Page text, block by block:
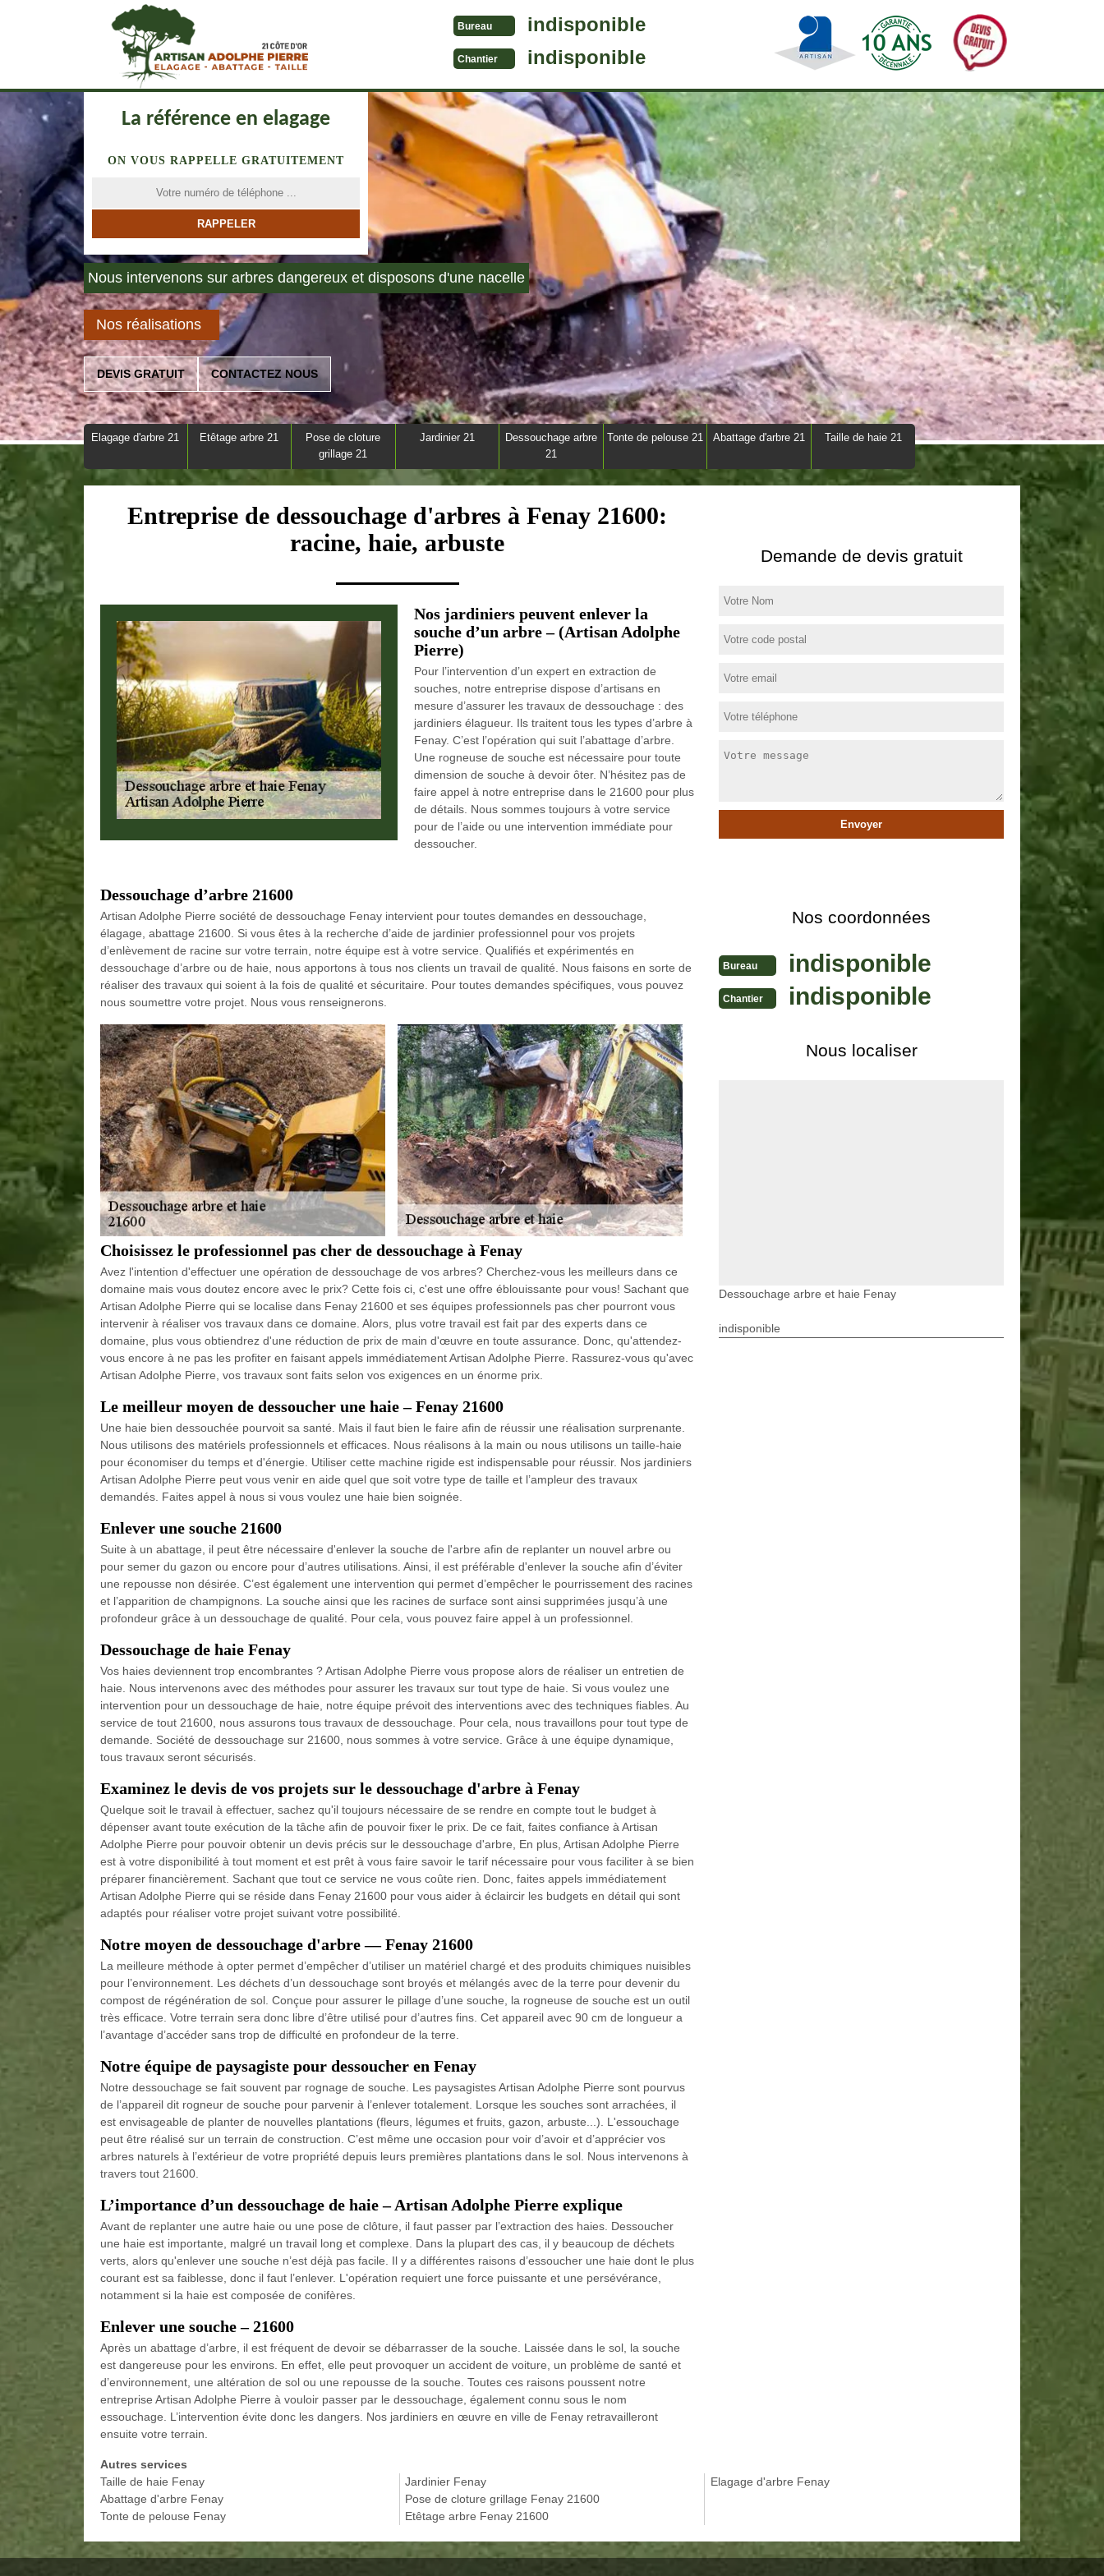
Bureau indisponible
Chantier indisponible
La référence en elagage
ON VOUS RAPPELLE GRATUITEMENT
Nous intervenons sur arbres dangereux et disposons d'une nacelle
Nos réalisations
DEVIS GRATUIT CONTACTEZ NOUS
Elagage d'arbre 21 Etêtage arbre 21
Pose de cloture
grillage 21
Jardinier 21
Dessouchage arbre
21
Tonte de pelouse 21 Abattage d'arbre 21 Taille de haie 21
Entreprise de dessouchage d'arbres à Fenay 21600:
racine, haie, arbuste
Nos jardiniers peuvent enlever la
souche d’un arbre – (Artisan Adolphe
Pierre)
Pour l’intervention d’un expert en extraction de
souches, notre entreprise dispose d’artisans en
mesure d’assurer les travaux de dessouchage : des
jardiniers élagueur. Ils traitent tous les types d’arbre à
Fenay. C’est l’opération qui suit l’abattage d’arbre.
Une rogneuse de souche est nécessaire pour toute
dimension de souche à devoir ôter. N’hésitez pas de
faire appel à notre entreprise dans le 21600 pour plus
de détails. Nous sommes toujours à votre service
pour de l’aide ou une intervention immédiate pour
dessoucher.
Dessouchage d’arbre 21600
Artisan Adolphe Pierre société de dessouchage Fenay intervient pour toutes demandes en dessouchage,
élagage, abattage 21600. Si vous êtes à la recherche d’aide de jardinier professionnel pour vos projets
d’enlèvement de racine sur votre terrain, notre équipe est à votre service. Qualifiés et expérimentés en
dessouchage d’arbre ou de haie, nous apportons à tous nos clients un travail de qualité. Nous faisons en sorte de
réaliser des travaux qui soient à la fois de qualité et sécuritaire. Pour toutes demandes spécifiques, vous pouvez
nous soumettre votre projet. Nous vous renseignerons.
Choisissez le professionnel pas cher de dessouchage à Fenay
Avez l'intention d'effectuer une opération de dessouchage de vos arbres? Cherchez-vous les meilleurs dans ce
domaine mais vous doutez encore avec le prix? Cette fois ci, c'est une offre éblouissante pour vous! Sachant que
Artisan Adolphe Pierre qui se localise dans Fenay 21600 et ses équipes professionnels pas cher pourront vous
intervenir à réaliser vos travaux dans ce domaine. Alors, plus votre travail est fait par des experts dans ce
domaine, plus vous obtiendrez d'une réduction de prix de main d'œuvre en toute assurance. Donc, qu'attendez-
vous encore à ne pas les profiter en faisant appels immédiatement Artisan Adolphe Pierre. Rassurez-vous qu'avec
Artisan Adolphe Pierre, vos travaux sont faits selon vos exigences en un énorme prix.
Le meilleur moyen de dessoucher une haie – Fenay 21600
Une haie bien dessouchée pourvoit sa santé. Mais il faut bien le faire afin de réussir une réalisation surprenante.
Nous utilisons des matériels professionnels et efficaces. Nous réalisons à la main ou nous utilisons un taille-haie
pour économiser du temps et d'énergie. Utiliser cette machine rigide est indispensable pour réussir. Nos jardiniers
Artisan Adolphe Pierre peut vous venir en aide quel que soit votre type de taille et l’ampleur des travaux
demandés. Faites appel à nous si vous voulez une haie bien soignée.
Enlever une souche 21600
Suite à un abattage, il peut être nécessaire d'enlever la souche de l'arbre afin de replanter un nouvel arbre ou
pour semer du gazon ou encore pour d’autres utilisations. Ainsi, il est préférable d'enlever la souche afin d’éviter
une repousse non désirée. C’est également une intervention qui permet d’empêcher le pourrissement des racines
et l’apparition de champignons. La souche ainsi que les racines de surface sont ainsi supprimées jusqu’à une
profondeur grâce à un dessouchage de qualité. Pour cela, vous pouvez faire appel à un professionnel.
Dessouchage de haie Fenay
Vos haies deviennent trop encombrantes ? Artisan Adolphe Pierre vous propose alors de réaliser un entretien de
haie. Nous intervenons avec des méthodes pour assurer les travaux sur tout type de haie. Si vous voulez une
intervention pour un dessouchage de haie, notre équipe prévoit des interventions avec des techniques fiables. Au
service de tout 21600, nous assurons tous travaux de dessouchage. Pour cela, nous travaillons pour tout type de
demande. Société de dessouchage sur 21600, nous sommes à votre service. Grâce à une équipe dynamique,
tous travaux seront sécurisés.
Examinez le devis de vos projets sur le dessouchage d'arbre à Fenay
Quelque soit le travail à effectuer, sachez qu'il toujours nécessaire de se rendre en compte tout le budget à
dépenser avant toute exécution de la tâche afin de pouvoir fixer le prix. De ce fait, faites confiance à Artisan
Adolphe Pierre pour pouvoir obtenir un devis précis sur le dessouchage d'arbre, En plus, Artisan Adolphe Pierre
est à votre disponibilité à tout moment et est prêt à vous faire savoir le tarif nécessaire pour vous faciliter à se bien
préparer financièrement. Sachant que tout ce service ne vous coûte rien. Donc, faites appels immédiatement
Artisan Adolphe Pierre qui se réside dans Fenay 21600 pour vous aider à éclaircir les budgets en détail qui sont
adaptés pour réaliser votre projet suivant votre possibilité.
Notre moyen de dessouchage d'arbre — Fenay 21600
La meilleure méthode à opter permet d’empêcher d’utiliser un matériel chargé et des produits chimiques nuisibles
pour l’environnement. Les déchets d’un dessouchage sont broyés et mélangés avec de la terre pour devenir du
compost de régénération de sol. Conçue pour assurer le pillage d’une souche, la rogneuse de souche est un outil
très efficace. Votre terrain sera donc libre d’être utilisé pour d’autres fins. Cet appareil avec 90 cm de longueur a
l’avantage d’accéder sans trop de difficulté en profondeur de la terre.
Notre équipe de paysagiste pour dessoucher en Fenay
Notre dessouchage se fait souvent par rognage de souche. Les paysagistes Artisan Adolphe Pierre sont pourvus
de l’appareil dit rogneur de souche pour parvenir à l’enlever totalement. Lorsque les souches sont arrachées, il
est envisageable de planter de nouvelles plantations (fleurs, légumes et fruits, gazon, arbuste...). L'essouchage
peut être réalisé sur un terrain de construction. C’est même une occasion pour voir d’avoir et d’apprécier vos
arbres naturels à l’extérieur de votre propriété depuis leurs premières plantations dans le sol. Nous intervenons à
travers tout 21600.
L’importance d’un dessouchage de haie – Artisan Adolphe Pierre explique
Avant de replanter une autre haie ou une pose de clôture, il faut passer par l’extraction des haies. Dessoucher
une haie est importante, malgré un travail long et complexe. Dans la plupart des cas, il y beaucoup de déchets
verts, alors qu'enlever une souche n’est déjà pas facile. Il y a différentes raisons d’essoucher une haie dont le plus
courant est sa faiblesse, donc il faut l’enlever. L'opération requiert une force puissante et une persévérance,
notamment si la haie est composée de conifères.
Enlever une souche – 21600
Après un abattage d’arbre, il est fréquent de devoir se débarrasser de la souche. Laissée dans le sol, la souche
est dangereuse pour les environs. En effet, elle peut provoquer un accident de voiture, un problème de santé et
d’environnement, une altération de sol ou une repousse de la souche. Toutes ces raisons poussent notre
entreprise Artisan Adolphe Pierre à vouloir passer par le dessouchage, également connu sous le nom
essouchage. L’intervention évite donc les dangers. Nos jardiniers en œuvre en ville de Fenay retravailleront
ensuite votre terrain.
Demande de devis gratuit
Nos coordonnées
Bureau indisponible
Chantier indisponible
Nous localiser
Dessouchage arbre et haie Fenay
indisponible
Autres services
Taille de haie Fenay
Abattage d'arbre Fenay
Tonte de pelouse Fenay
Jardinier Fenay
Pose de cloture grillage Fenay 21600
Etêtage arbre Fenay 21600
Elagage d'arbre Fenay